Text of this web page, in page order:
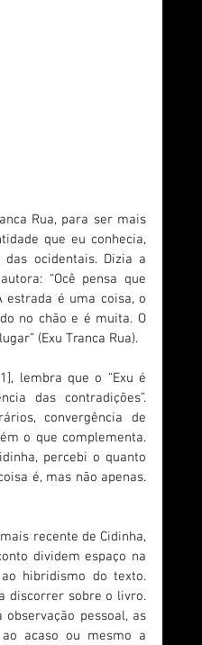
Rua, para ser mais
que eu conhecia,
ocidentais. Dizia a
“Ocê pensa que
é uma coisa, o
no chão e é muita. O
(Exu Tranca Rua).
lembra que o “Exu é
das contradições”.
convergência de
o que complementa.
percebi o quanto
é, mas não apenas.
recente de Cidinha,
dividem espaço na
hibridismo do texto.
discorrer sobre o livro.
pessoal, as
acaso ou mesmo a